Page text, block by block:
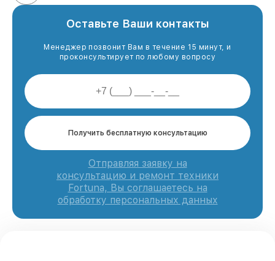
Оставьте Ваши контакты
Менеджер позвонит Вам в течение 15 минут, и
проконсультирует по любому вопросу
Получить бесплатную консультацию
Отправляя заявку на
консультацию и ремонт техники
Fortuna, Вы соглашаетесь на
обработку персональных данных